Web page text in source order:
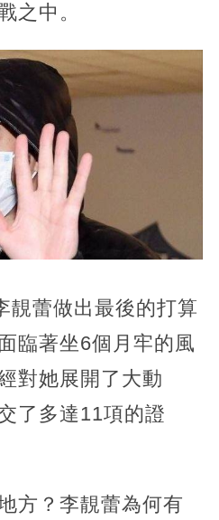
之中。
靚蕾做出最後的打算
臨著坐6個月牢的風
對她展開了大動
了多達11項的證
方？李靚蕾為何有